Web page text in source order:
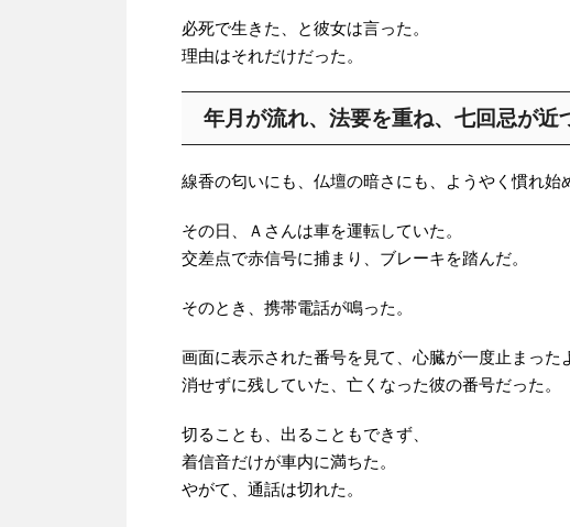
必死で生きた、と彼女は言った。
理由はそれだけだった。
年月が流れ、法要を重ね、七回忌が近
線香の匂いにも、仏壇の暗さにも、ようやく慣れ始
その日、Ａさんは車を運転していた。
交差点で赤信号に捕まり、ブレーキを踏んだ。
そのとき、携帯電話が鳴った。
画面に表示された番号を見て、心臓が一度止まった
消せずに残していた、亡くなった彼の番号だった。
切ることも、出ることもできず、
着信音だけが車内に満ちた。
やがて、通話は切れた。